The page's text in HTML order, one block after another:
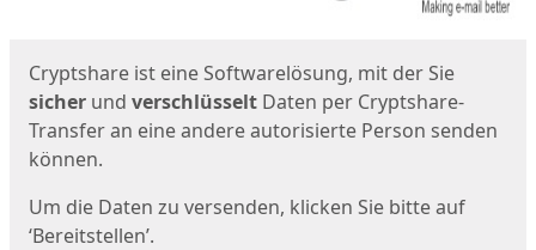
Cryptshare ist eine Softwarelösung, mit der Sie
sicher und verschlüsselt Daten per Cryptshare-
Transfer an eine andere autorisierte Person senden
können.
Um die Daten zu versenden, klicken Sie bitte auf
‘Bereitstellen’.